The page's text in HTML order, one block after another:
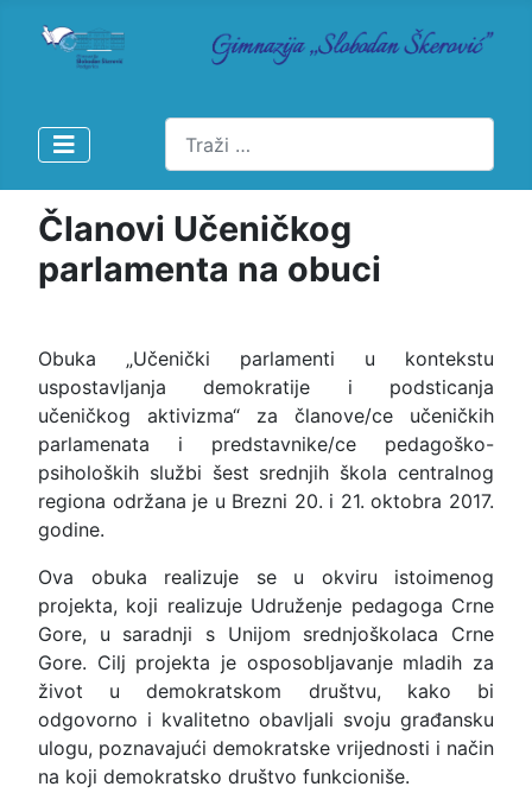
Pretraži
Članovi Učeničkog
parlamenta na obuci
Obuka „Učenički parlamenti u kontekstu
uspostavljanja demokratije i podsticanja
učeničkog aktivizma“ za članove/ce učeničkih
parlamenata i predstavnike/ce pedagoško-
psiholoških službi šest srednjih škola centralnog
regiona održana je u Brezni 20. i 21. oktobra 2017.
godine.
Ova obuka realizuje se u okviru istoimenog
projekta, koji realizuje Udruženje pedagoga Crne
Gore, u saradnji s Unijom srednjoškolaca Crne
Gore. Cilj projekta je osposobljavanje mladih za
život u demokratskom društvu, kako bi
odgovorno i kvalitetno obavljali svoju građansku
ulogu, poznavajući demokratske vrijednosti i način
na koji demokratsko društvo funkcioniše.